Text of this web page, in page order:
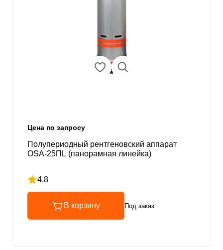
Цена по запросу
Полупериодный рентгеновский аппарат
OSA-25ПL (панорамная линейка)
4.8
Рейтинг 4.8 из 5
В корзину Под заказ